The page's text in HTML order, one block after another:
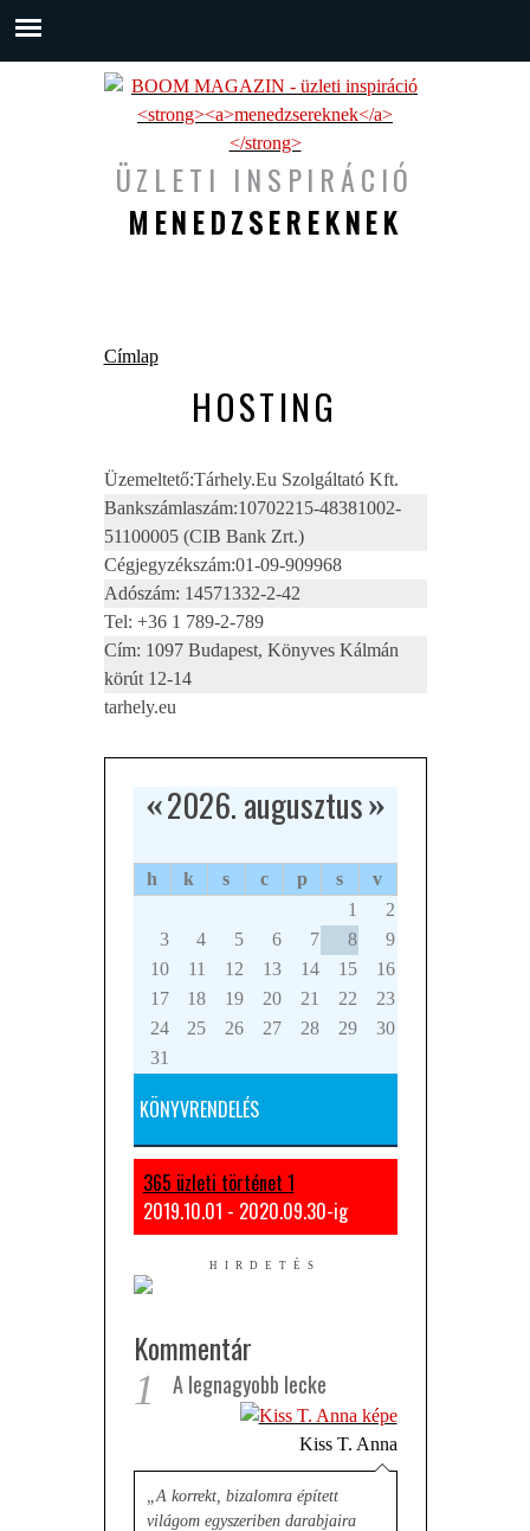
ÜZLETI INSPIRÁCIÓ
MENEDZSEREKNEK
Jelenlegi hely
Címlap
HOSTING
Üzemeltető:Tárhely.Eu Szolgáltató Kft.
Bankszámlaszám:10702215-48381002-
51100005 (CIB Bank Zrt.)
Cégjegyzékszám:01-09-909968
Adószám: 14571332-2-42
Tel: +36 1 789-2-789
Cím: 1097 Budapest, Könyves Kálmán
körút 12-14
tarhely.eu
2026. augusztus
« »
h k s c p s
v
1
2
3
4 5 6 7 8
9
10
11 12 13 14 15
16
17
18 19 20 21 22
23
24
25 26 27 28 29
30
31
KÖNYVRENDELÉS
365 üzleti történet 1
2019.10.01 - 2020.09.30-ig
Kommentár
1 A legnagyobb lecke
Kiss T. Anna
„A korrekt, bizalomra épített
világom egyszeriben darabjaira